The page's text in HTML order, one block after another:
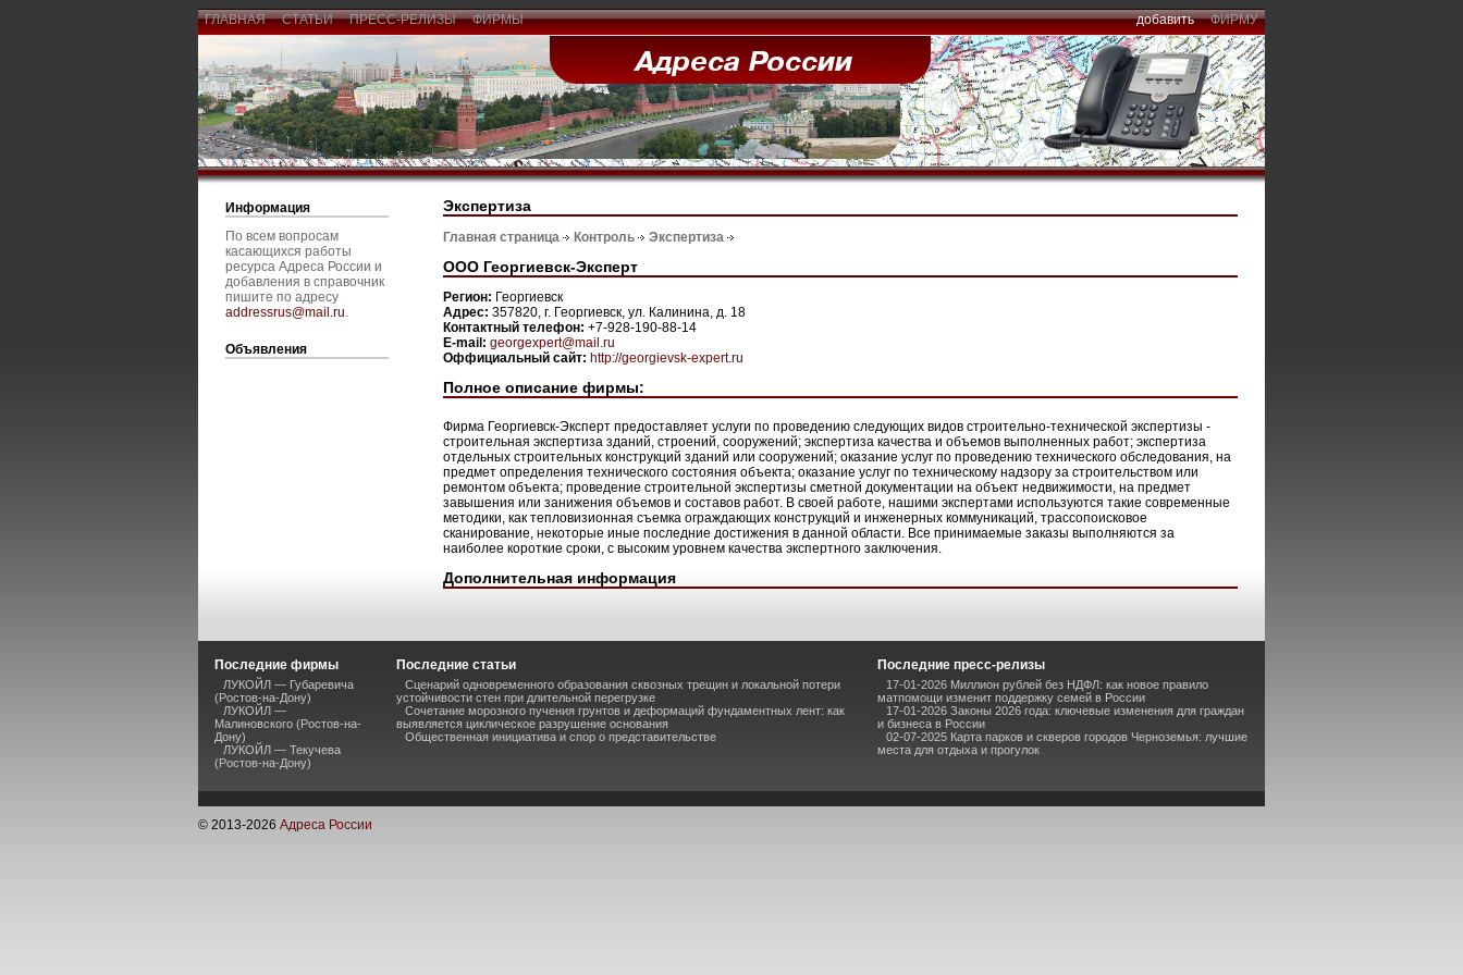
ГЛАВНАЯ СТАТЬИ ПРЕСС-РЕЛИЗЫ ФИРМЫ добавить ФИРМУ
Информация
По всем вопросам
касающихся работы
ресурса Адреса России и
добавления в справочник
пишите по адресу
addressrus@mail.ru.
Объявления
Экспертиза
Главная страница Контроль Экспертиза
ООО Георгиевск-Эксперт
Регион: Георгиевск
Адрес: 357820, г. Георгиевск, ул. Калинина, д. 18
Контактный телефон: +7-928-190-88-14
E-mail: georgexpert@mail.ru
Оффициальный сайт: http://georgievsk-expert.ru
Полное описание фирмы:
Фирма Георгиевск-Эксперт предоставляет услуги по проведению следующих видов строительно-технической экспертизы -
строительная экспертиза зданий, строений, сооружений; экспертиза качества и объемов выполненных работ; экспертиза
отдельных строительных конструкций зданий или сооружений; оказание услуг по проведению технического обследования, на
предмет определения технического состояния объекта; оказание услуг по техническому надзору за строительством или
ремонтом объекта; проведение строительной экспертизы сметной документации на объект недвижимости, на предмет
завышения или занижения объемов и составов работ. В своей работе, нашими экспертами используются такие современные
методики, как тепловизионная съемка ограждающих конструкций и инженерных коммуникаций, трассопоисковое
сканирование, некоторые иные последние достижения в данной области. Все принимаемые заказы выполняются за
наиболее короткие сроки, с высоким уровнем качества экспертного заключения.
Дополнительная информация
Последние фирмы
ЛУКОЙЛ — Губаревича
(Ростов-на-Дону)
ЛУКОЙЛ —
Малиновского (Ростов-на-
Дону)
ЛУКОЙЛ — Текучева
(Ростов-на-Дону)
Последние статьи
Сценарий одновременного образования сквозных трещин и локальной потери
устойчивости стен при длительной перегрузке
Сочетание морозного пучения грунтов и деформаций фундаментных лент: как
выявляется циклическое разрушение основания
Общественная инициатива и спор о представительстве
Последние пресс-релизы
17-01-2026 Миллион рублей без НДФЛ: как новое правило
матпомощи изменит поддержку семей в России
17-01-2026 Законы 2026 года: ключевые изменения для граждан
и бизнеса в России
02-07-2025 Карта парков и скверов городов Черноземья: лучшие
места для отдыха и прогулок
© 2013-2026 Адреса России